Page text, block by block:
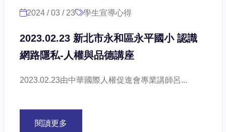
2024 / 03 / 23 學生宣導心得
2023.02.23 新北市永和區永平國小 認識
網路隱私-人權與品德講座
2023.02.23由中華國際人權促進會專業講師呂...
閱讀更多